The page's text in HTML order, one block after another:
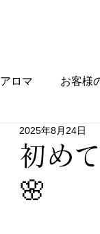
アロマ お客様
初め
🌸
2025年8月24日